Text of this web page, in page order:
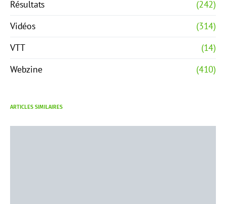
Résultats
(242)
Vidéos
(314)
VTT
(14)
Webzine
(410)
ARTICLES SIMILAIRES